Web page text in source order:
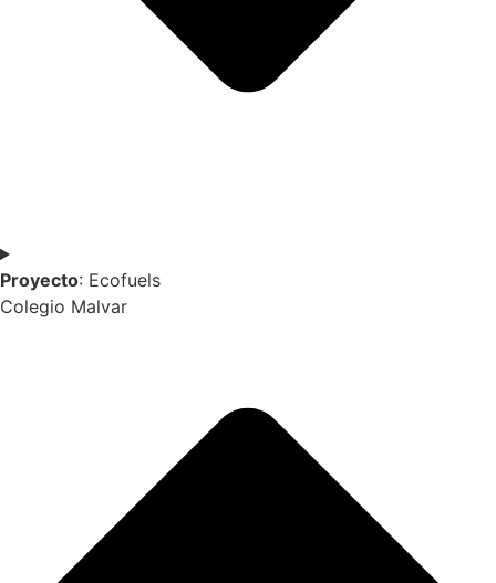
Proyecto: Ecofuels
Colegio Malvar